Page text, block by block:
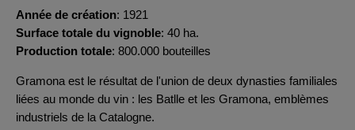
Année de création 1921
Surface totale du vignoble 40 ha.
Production totale 800.000 bouteilles
Gramona est le résultat de l'union de deux dynasties familiales
liées au monde du vin : les Batlle et les Gramona, emblèmes
industriels de la Catalogne.